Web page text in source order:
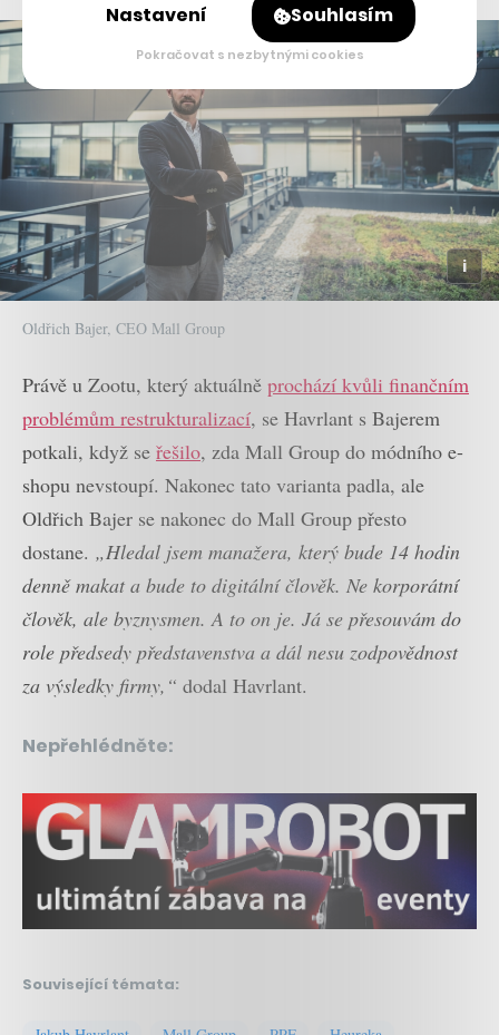
Oldřich Bajer, CEO Mall Group
Právě u Zootu, který aktuálně prochází kvůli finančním
problémům restrukturalizací, se Havrlant s Bajerem
potkali, když se řešilo, zda Mall Group do módního e-
shopu nevstoupí. Nakonec tato varianta padla, ale
Oldřich Bajer se nakonec do Mall Group přesto
dostane. „Hledal jsem manažera, který bude 14 hodin
denně makat a bude to digitální člověk. Ne korporátní
člověk, ale byznysmen. A to on je. Já se přesouvám do
role předsedy představenstva a dál nesu zodpovědnost
za výsledky firmy,“ dodal Havrlant.
Nepřehlédněte:
Související témata:
Nastavení Souhlasím
Pokračovat s nezbytnými cookies